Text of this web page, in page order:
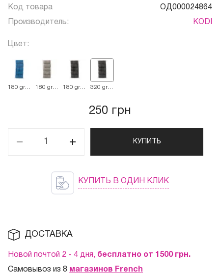
Код товара ОД000024864
Производитель: KODI
Цвет:
180 grit
180 grit
180 grit
320 grit
250 грн
КУПИТЬ
КУПИТЬ В ОДИН КЛИК
ДОСТАВКА
Новой почтой 2 - 4 дня, бесплатно от 1500 грн.
Самовывоз из 8 магазинов French